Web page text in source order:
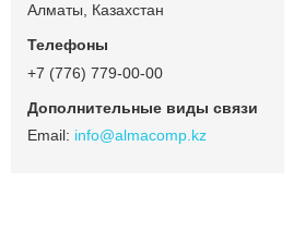
Алматы, Казахстан
+7 (776) 779-00-00
info@almacomp.kz